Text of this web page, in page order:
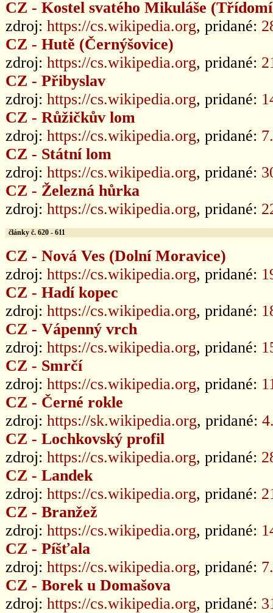
CZ - Kostel svatého Mikuláše
zdroj: https://cs.wikipedia.org, pridané:
CZ - Hutě (Černýšovice)
zdroj: https://cs.wikipedia.org, pridané:
CZ - Přibyslav
zdroj: https://cs.wikipedia.org, pridané:
CZ - Růžičkův lom
zdroj: https://cs.wikipedia.org, pridané:
CZ - Státní lom
zdroj: https://cs.wikipedia.org, pridané:
CZ - Železná hůrka
zdroj: https://cs.wikipedia.org, pridané:
články č. 620 - 611
CZ - Nová Ves (Dolní Moravice)
zdroj: https://cs.wikipedia.org, pridané:
CZ - Hadí kopec
zdroj: https://cs.wikipedia.org, pridané:
CZ - Vápenný vrch
zdroj: https://cs.wikipedia.org, pridané:
CZ - Smrčí
zdroj: https://cs.wikipedia.org, pridané:
CZ - Černé rokle
zdroj: https://sk.wikipedia.org, pridané:
CZ - Lochkovský profil
zdroj: https://cs.wikipedia.org, pridané:
CZ - Landek
zdroj: https://cs.wikipedia.org, pridané:
CZ - Branžež
zdroj: https://cs.wikipedia.org, pridané:
CZ - Píšťala
zdroj: https://cs.wikipedia.org, pridané:
CZ - Borek u Domašova
zdroj: https://cs.wikipedia.org, pridané: